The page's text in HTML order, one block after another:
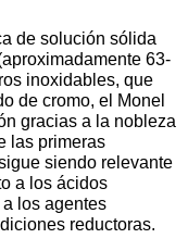
de solución sólida
63-
inoxidables, que
de cromo, el Monel
gracias a la nobleza
las primeras
siendo relevante
a los ácidos
los agentes
reductoras.